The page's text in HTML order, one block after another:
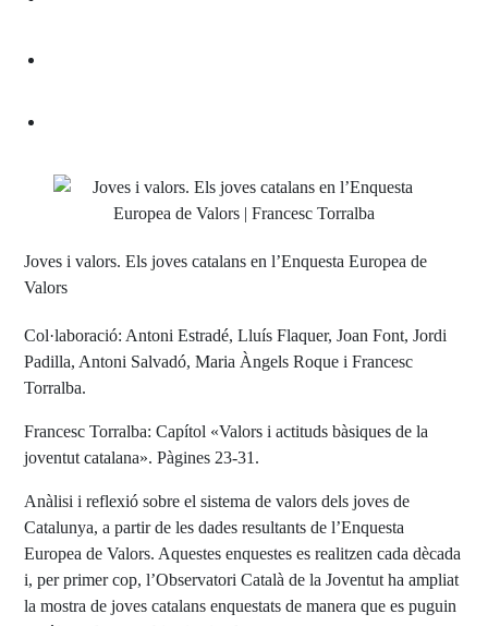
Joves i valors. Els joves catalans en l’Enquesta Europea de
Valors
Col·laboració: Antoni Estradé, Lluís Flaquer, Joan Font, Jordi
Padilla, Antoni Salvadó, Maria Àngels Roque i Francesc
Torralba.
Francesc Torralba: Capítol «Valors i actituds bàsiques de la
joventut catalana». Pàgines 23-31.
Anàlisi i reflexió sobre el sistema de valors dels joves de
Catalunya, a partir de les dades resultants de l’Enquesta
Europea de Valors. Aquestes enquestes es realitzen cada dècada
i, per primer cop, l’Observatori Català de la Joventut ha ampliat
la mostra de joves catalans enquestats de manera que es puguin